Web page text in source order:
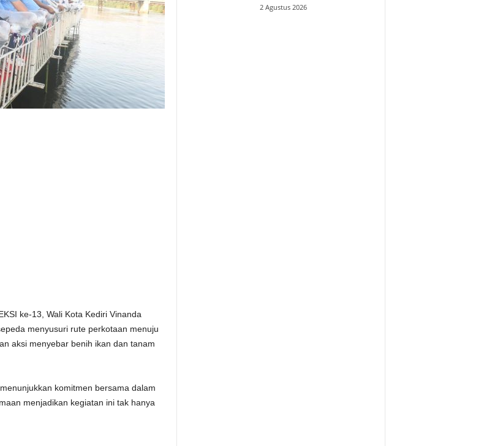
ke-13, Wali Kota Kediri Vinanda
menyusuri rute perkotaan menuju
aksi menyebar benih ikan dan tanam
komitmen bersama dalam
menjadikan kegiatan ini tak hanya
2 Agustus 2026